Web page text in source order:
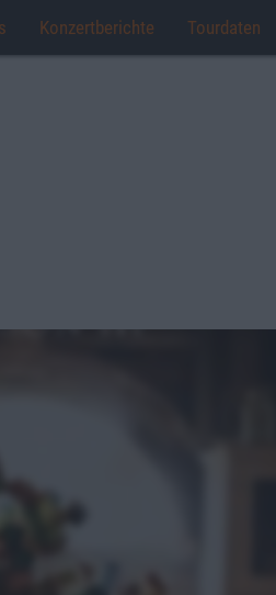
Konzertberichte Tourdaten